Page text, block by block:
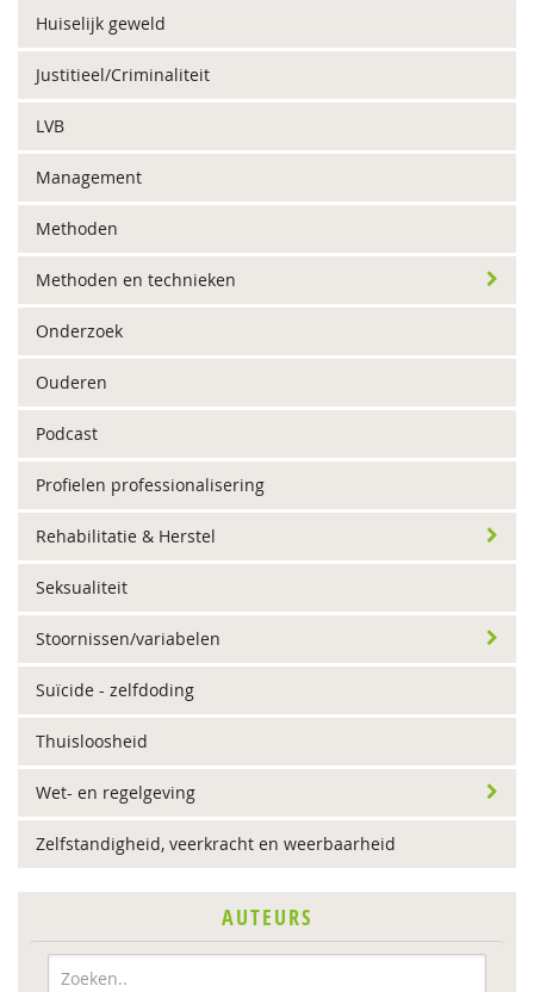
Huiselijk geweld
Justitieel/Criminaliteit
LVB
Management
Methoden
Methoden en technieken
Onderzoek
Ouderen
Podcast
Profielen professionalisering
Rehabilitatie & Herstel
Seksualiteit
Stoornissen/variabelen
Suïcide - zelfdoding
Thuisloosheid
Wet- en regelgeving
Zelfstandigheid, veerkracht en weerbaarheid
AUTEURS